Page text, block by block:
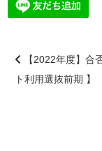
【2022年度】合
ト利用選抜前期 】